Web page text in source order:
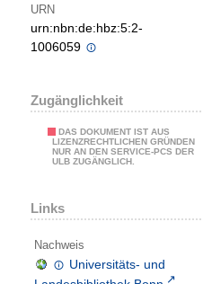
URN
urn:nbn:de:hbz:5:2-
1006059
Zugänglichkeit
DAS DOKUMENT IST AUS
LIZENZRECHTLICHEN GRÜNDEN
NUR AN DEN SERVICE-PCS DER
ULB ZUGÄNGLICH.
Links
Nachweis
Universitäts- und